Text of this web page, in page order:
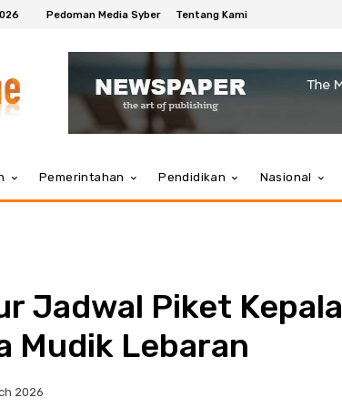
Pedoman Media Syber Tentang Kami
Pemerintahan Pendidikan Nasional
Jadwal Piket Kepala
Mudik Lebaran
2026